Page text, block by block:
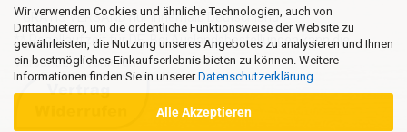
Wir verwenden Cookies und ähnliche Technologien, auch von
Drittanbietern, um die ordentliche Funktionsweise der Website zu
gewährleisten, die Nutzung unseres Angebotes zu analysieren und Ihnen
ein bestmögliches Einkaufserlebnis bieten zu können. Weitere
Informationen finden Sie in unsererDatenschutzerklärung
Alle Akzeptieren
* GRATIS VERSAND nur innerhalb Deutschland
** Regellaufzeit für DE, Bei Auslandsbestellungen kann die
Versandzeit variieren.